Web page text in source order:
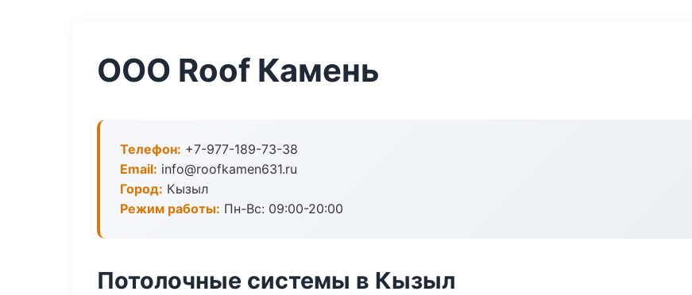
ООО Roof Камень
Телефон: +7-977-189-73-38
Email: info@roofkamen631.ru
Город: Кызыл
Режим работы: Пн-Вс: 09:00-20:00
Потолочные системы в Кызыл